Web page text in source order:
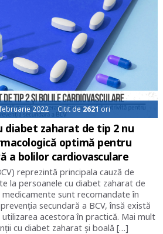
2022 Citit de2621 ori
diabet zaharat de tip 2 nu
optimă pentru
a bolilor cardiovasculare
reprezintă principala cauză de
la persoanele cu diabet zaharat de
sunt recomandate în
secundară a BCV, însă există
acestora în practică. Mai mult
cu diabet zaharat și boală […]